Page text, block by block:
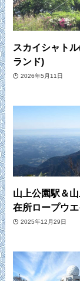
スカイシャト
ランド)
2026年5月11日
山上公園駅＆
在所ロープウ
2025年12月29日